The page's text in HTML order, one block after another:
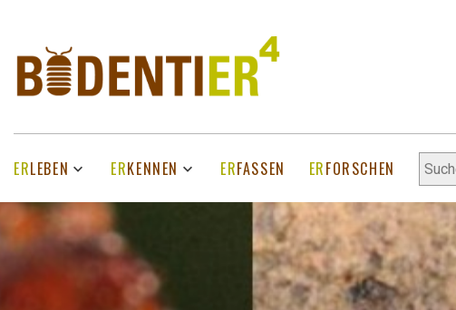
ERLEBEN ERKENNEN ERFASSEN ERFORSCHEN